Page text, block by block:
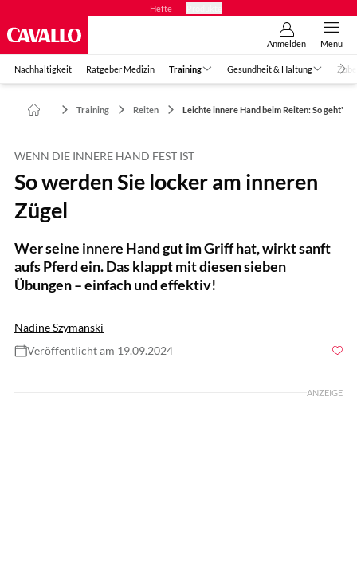
Hefte
Anmelden Menü
Nachhaltigkeit Ratgeber Medizin Training Gesundheit & Haltung
Training Reiten Leichte innere Hand beim Reiten: So geht's!
WENN DIE INNERE HAND FEST IST
So werden Sie locker am inneren
Zügel
Wer seine innere Hand gut im Griff hat, wirkt sanft
aufs Pferd ein. Das klappt mit diesen sieben
Übungen – einfach und effektiv!
Nadine Szymanski
Veröffentlicht am 19.09.2024
ANZEIGE